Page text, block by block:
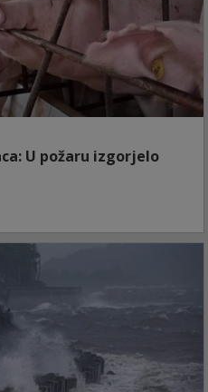
U požaru izgorjelo